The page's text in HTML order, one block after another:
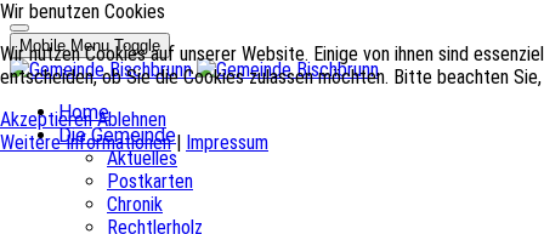
Mobile Menu Toggle
Home
Die Gemeinde
Aktuelles
Postkarten
Chronik
Rechtlerholz
Wir benutzen Cookies
Wir nutzen Cookies auf unserer Website. Einige von ihnen sind
entscheiden, ob Sie die Cookies zulassen möchten. Bitte beachten
Akzeptieren Ablehnen
Weitere Informationen| Impressum